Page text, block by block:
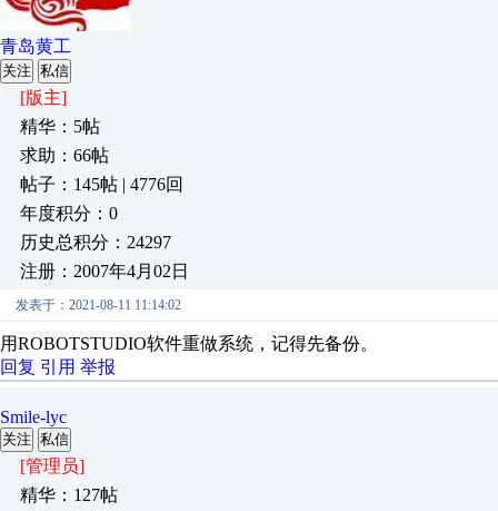
青岛黄工
关注 私信
[版主]
精华：5帖
求助：66帖
帖子：145帖 | 4776回
年度积分：0
历史总积分：24297
注册：2007年4月02日
发表于：2021-08-11 11:14:02
用ROBOTSTUDIO软件重做系统，记得先备份。
回复 引用 举报
Smile-lyc
关注 私信
[管理员]
精华：127帖